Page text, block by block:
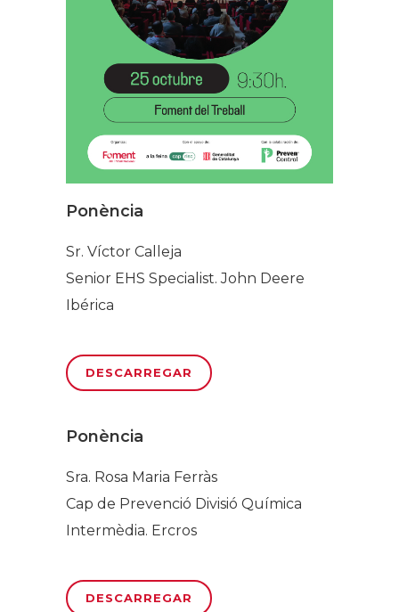
Ponència
Sr. Víctor Calleja
Senior EHS Specialist. John Deere
Ibérica
DESCARREGAR
Ponència
Sra. Rosa Maria Ferràs
Cap de Prevenció Divisió Química
Intermèdia. Ercros
DESCARREGAR